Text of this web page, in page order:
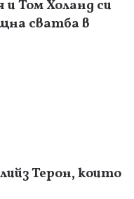
Том Холанд си
сватба в
Терон, които